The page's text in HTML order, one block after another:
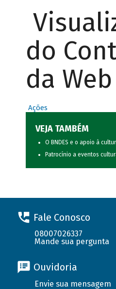
do
da Web
Ações
VEJA TAMBÉM
O BNDES e o apoio à
Patrocínio a eventos
Fale Conosco
08007026337
Mande sua pergunta
Ouvidoria
Envie sua mensagem